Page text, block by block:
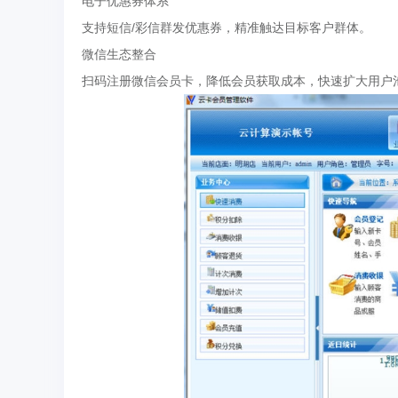
支持短信/彩信群发优惠券，精准触达目标客户群体。
‌微信生态整合‌
扫码注册微信会员卡，降低会员获取成本，快速扩大用户